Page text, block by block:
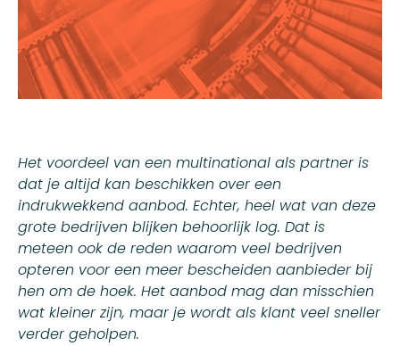
Het voordeel van een multinational als partner is
dat je altijd kan beschikken over een
indrukwekkend aanbod. Echter, heel wat van deze
grote bedrijven blijken behoorlijk log. Dat is
meteen ook de reden waarom veel bedrijven
opteren voor een meer bescheiden aanbieder bij
hen om de hoek. Het aanbod mag dan misschien
wat kleiner zijn, maar je wordt als klant veel sneller
verder geholpen.